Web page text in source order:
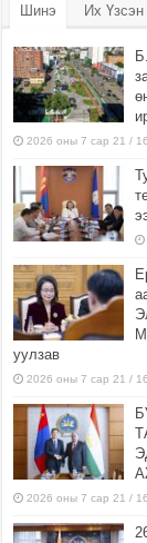
Шинэ Их Үзсэн
2026 оны 7 сар 21 /
уулзав
2026 оны 7 сар 21 /
2026 оны 7 сар 21 /